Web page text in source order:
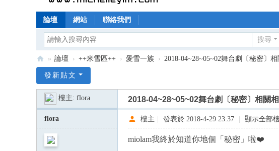
論壇 網站 聯絡我們
搜尋
米
» 論壇 › ++米雪區++ › 愛雪一族 › 2018-04~28~05~02舞台劇〔秘密〕
發新貼文
樓主: flora 2018-04~28~05~02舞台劇〔秘密〕相關
flora 樓主 發表於 2018-4-29 23:37 顯示全部
miolam我終於知道你地個「秘密」啦❤️